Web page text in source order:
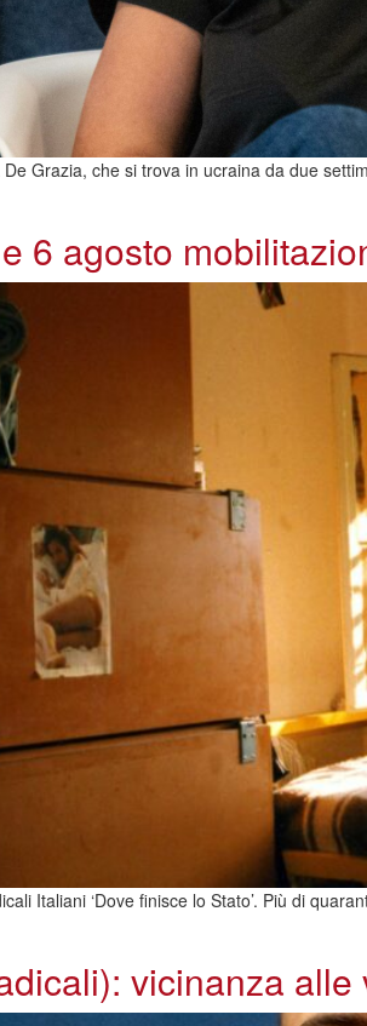
Grazia, che si trova in ucraina da due
6 agosto
Italiani ‘Dove finisce lo Stato’. Più di
vicinanza